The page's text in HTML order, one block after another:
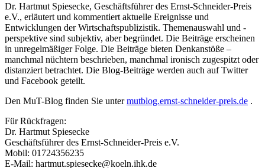
Dr. Hartmut Spiesecke, Geschäftsführer des Ernst-Schneider-Preis
e.V., erläutert und kommentiert aktuelle Ereignisse und
Entwicklungen der Wirtschaftspublizistik. Themenauswahl und -
perspektive sind subjektiv, aber begründet. Die Beiträge erscheinen
in unregelmäßiger Folge. Die Beiträge bieten Denkanstöße –
manchmal nüchtern beschrieben, manchmal ironisch zugespitzt oder
distanziert betrachtet. Die Blog-Beiträge werden auch auf Twitter
und Facebook geteilt.
Den MuT-Blog finden Sie untermutblog.ernst-schneider-preis.de .
Für Rückfragen:
Dr. Hartmut Spiesecke
Geschäftsführer des Ernst-Schneider-Preis e.V.
Mobil: 01724356235
E-Mail: hartmut.spiesecke@koeln.ihk.de